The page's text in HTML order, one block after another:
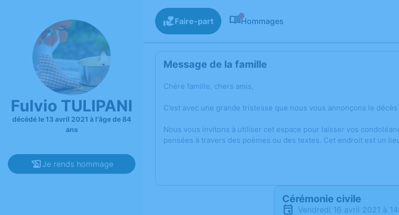
Fulvio TULIPANI
décédé le 13 avril 2021 à l'âge de 84
ans
Je rends hommage
Faire-part Hommages
Message de la famille
Chère famille, chers amis,
C’est avec une grande tristesse que nous vous annonçons le
Nous vous invitons à utiliser cet espace pour laisser vos
pensées à travers des poèmes ou des textes. Cet endroit est un
Cérémonie civile
vendredi 16 avril 2021 à